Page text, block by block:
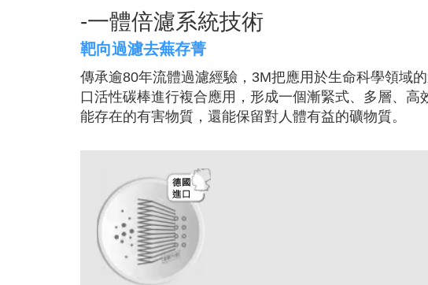
-一體倍濾系統技術
靶向過濾去蕪存菁
傳承逾80年流體過濾經驗，3M把應用於生命科學領域
口活性碳棒進行複合應用，形成一個漸緊式、多層、
能存在的有害物質，還能保留對人體有益的礦物質。